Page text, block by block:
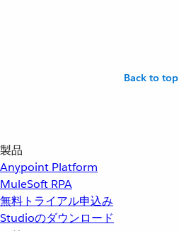
Back to top
製品
Anypoint Platform
MuleSoft RPA
無料トライアル申込み
Studioのダウンロード